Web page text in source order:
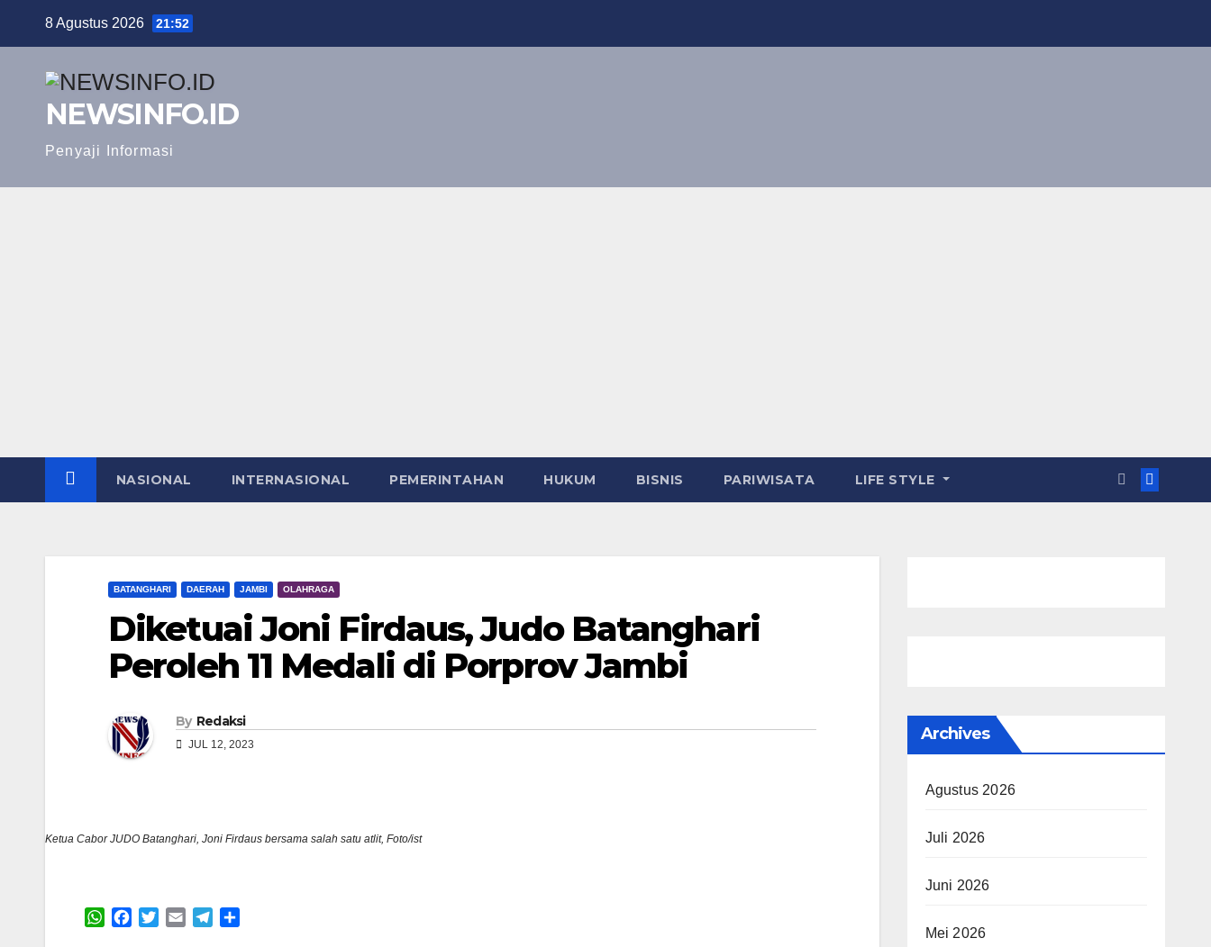
8 Agustus 2026 21:52
NEWSINFO.ID
Penyaji Informasi
NASIONAL INTERNASIONAL PEMERINTAHAN HUKUM BISNIS PARIWISATA LIFE STYLE
BATANGHARI DAERAH JAMBI OLAHRAGA
Diketuai Joni Firdaus, Judo Batanghari
Peroleh 11 Medali di Porprov Jambi
By Redaksi
JUL 12, 2023
Ketua Cabor JUDO Batanghari, Joni Firdaus bersama salah satu atlit, Foto/ist
W
Archives
Agustus 2026
Juli 2026
Juni 2026
Mei 2026